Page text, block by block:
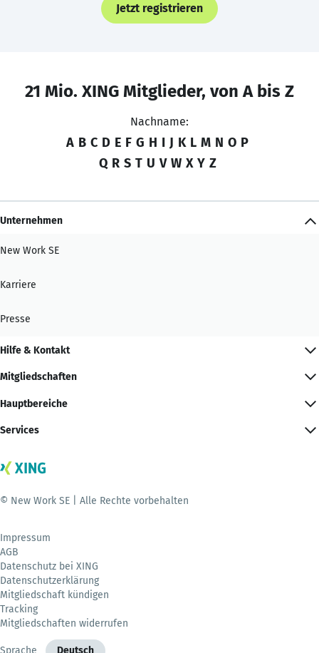
Jetzt registrieren
21 Mio. XING Mitglieder, von A bis Z
Nachname:
A B C D E F G H I J K L M N O P
Q R S T U V W X Y Z
Unternehmen
New Work SE
Karriere
Presse
Hilfe & Kontakt
Mitgliedschaften
Hauptbereiche
Services
© New Work SE | Alle Rechte vorbehalten
Impressum
AGB
Datenschutz bei XING
Datenschutzerklärung
Mitgliedschaft kündigen
Tracking
Mitgliedschaften widerrufen
Sprache Deutsch